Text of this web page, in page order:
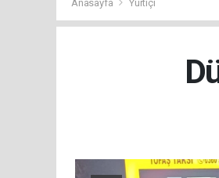
Anasayfa Yurtiçi